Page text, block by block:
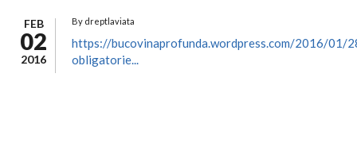
FEB
02
2016
By dreptlaviata
https://bucovinaprofunda.wordpress.com/2016/01/
obligatorie...